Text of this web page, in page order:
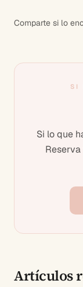
Comparte si lo
SI
Si lo que
Artículos